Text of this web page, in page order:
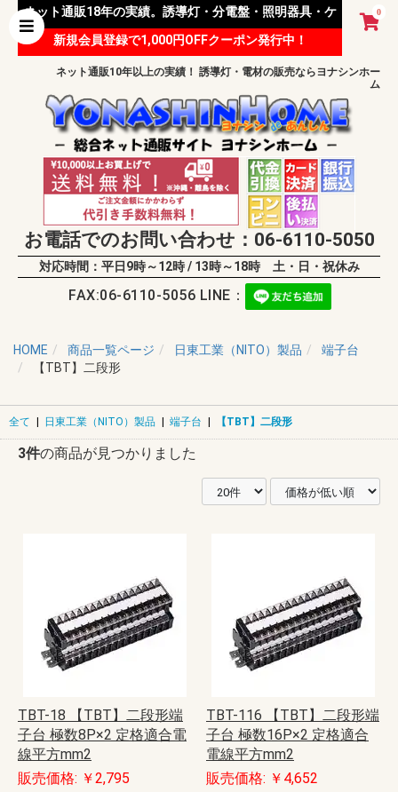
0
ネット通販18年の実績。誘導灯・分電盤・照明器具・ケ
ーブル等 様々な資材を取り扱っています。
新規会員登録で1,000円OFFクーポン発行中！
ネット通販10年以上の実績！ 誘導灯・電材の販売ならヨナシンホー
ム
お電話でのお問い合わせ：06-6110-5050
対応時間：平日9時～12時 / 13時～18時 土・日・祝休み
FAX:06-6110-5056 LINE：
HOME 商品一覧ページ 日東工業（NITO）製品
端子台
【TBT】二段形
全て | 日東工業（NITO）製品 | 端子台 | 【TBT】二段形
3件の商品が見つかりました
TBT-18 【TBT】二段形端
子台 極数8P×2 定格適合電
線平方mm2
販売価格: ￥2,795
TBT-116 【TBT】二段形端
子台 極数16P×2 定格適合
電線平方mm2
販売価格: ￥4,652